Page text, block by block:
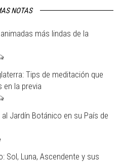
NOTAS
más lindas de la
Tips de meditación que
en la previa
Jardín Botánico en su País de
Sol, Luna, Ascendente y sus